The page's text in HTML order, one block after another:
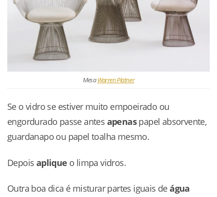
MesaWarren Platner
Se o vidro se estiver muito empoeirado ou
engordurado passe antes apenaspapel absorvente,
guardanapo ou papel toalha mesmo.
Depois aplique o limpa vidros.
Outra boa dica é misturar partes iguais deágua